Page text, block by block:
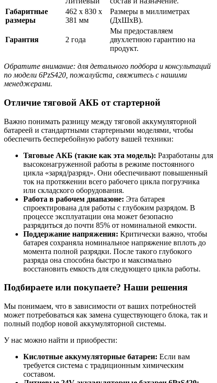
Габаритные
размеры
462 х 830 х
381 мм
Размеры в миллиметрах
(ДхШхВ).
Гарантия 2 года
Мы предоставляем
двухлетнюю гарантию на
продукт.
Обратите внимание: для детального подбора и консультаций
по модели 6PzS420, пожалуйста, свяжитесь с нашими
менеджерами.
Отличие тяговой АКБ от стартерной
Важно понимать разницу между тяговой аккумуляторной
батареей и стандартными стартерными моделями, чтобы
обеспечить бесперебойную работу вашей техники:
Тяговые АКБ (такие как эта модель): Разработаны для
высоконагруженной работы в режиме постоянного
цикла «заряд/разряд». Они обеспечивают повышенный
ток на протяжении всего рабочего цикла погрузчика
или складского оборудования.
Работа в рабочем диапазоне: Эта батарея
спроектирована для работы с глубоким разрядом. В
процессе эксплуатации она может безопасно
разрядиться до почти 85% от номинальной емкости.
Поддержание напряжения: Критически важно, чтобы
батарея сохраняла номинальное напряжение вплоть до
момента полной разрядки. После такого глубокого
разряда она способна быстро и максимально
восстановить емкость для следующего цикла работы.
Подбираете или покупаете? Наши решения
Мы понимаем, что в зависимости от ваших потребностей
может потребоваться как замена существующего блока, так и
полный подбор новой аккумуляторной системы.
У нас можно найти и приобрести:
Кислотные аккумуляторные батареи: Если вам
требуется система с традиционным химическим
составом.